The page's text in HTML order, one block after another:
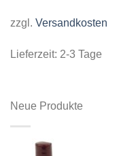
zzgl. Versandkosten
Lieferzeit: 2-3 Tage
Neue Produkte